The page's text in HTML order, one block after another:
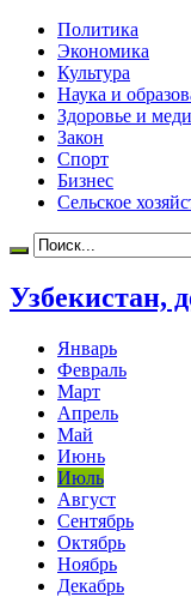
Политика
Экономика
Культура
Наука и
Здоровье и
Закон
Спорт
Бизнес
Сельское
Узбекистан,
Январь
Февраль
Март
Апрель
Май
Июнь
Июль
Август
Сентябрь
Октябрь
Ноябрь
Декабрь